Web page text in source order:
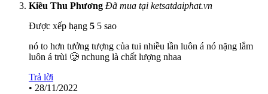
Kiều Thu Phương Đã mua tại ketsatdaiphat.vn
Được xếp hạng 5 5 sao
nó to hơn tưởng tượng của tui nhiều lần luôn á nó nặng lắm
luôn á trùi 🥲 nchung là chất lượng nhaa
Trả lời
• 28/11/2022